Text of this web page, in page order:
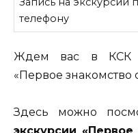
телефону
Ждем вас в КСК
«Первое знакомство
Здесь можно